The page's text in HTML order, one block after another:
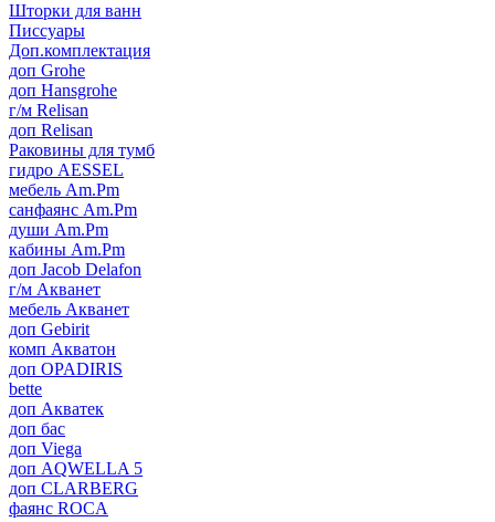
Шторки для ванн
Писсуары
Доп.комплектация
доп Grohe
доп Hansgrohe
г/м Relisan
доп Relisan
Раковины для тумб
гидро AESSEL
мебель Am.Pm
санфаянс Am.Pm
души Am.Pm
кабины Am.Pm
доп Jacob Delafon
г/м Акванет
мебель Акванет
доп Gebirit
комп Акватон
доп OPADIRIS
bette
доп Акватек
доп бас
доп Viega
доп AQWELLA 5
доп CLARBERG
фаянс ROCA